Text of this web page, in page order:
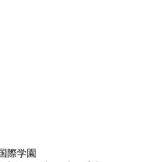
際学園